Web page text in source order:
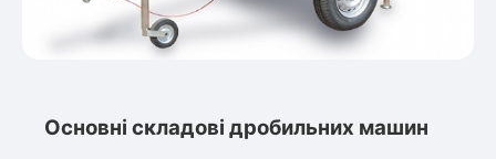
Основні складові дробильних машин